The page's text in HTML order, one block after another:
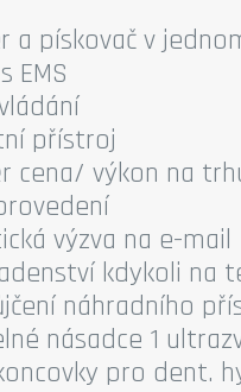
a pískovač v
EMS
přístroj
cena/ výkon na
výzva na e-mail
kdykoli na
náhradního
násadce 1
pro dent.